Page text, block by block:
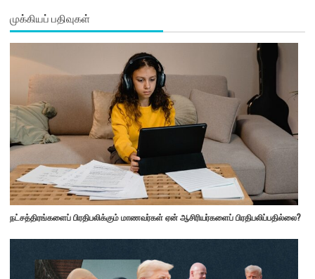
முக்கியப் பதிவுகள்
நட்சத்திரங்களைப் பிரதிபலிக்கும் மாணவர்கள் ஏன் ஆசிரியர்களைப் பிரதிபலிப்பதில்லை?